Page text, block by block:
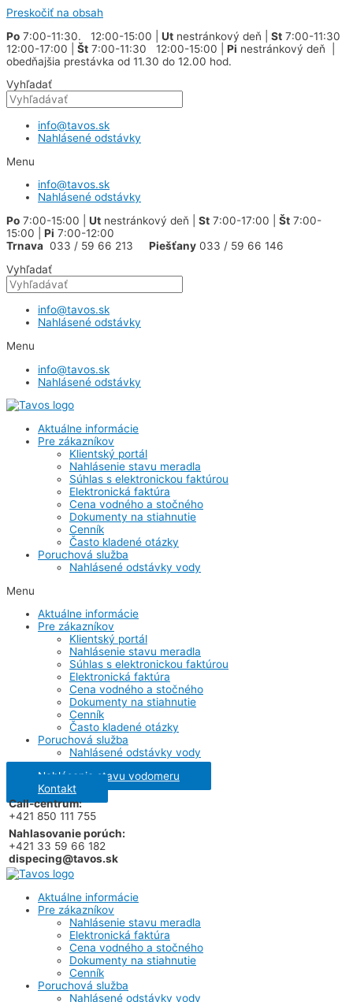
Preskočiť na obsah
Po 7:00-11:30. 12:00-15:00 | Ut nestránkový deň | St 7:00-11:30
12:00-17:00 | Št 7:00-11:30 12:00-15:00 | Pi nestránkový deň |
obedňajšia prestávka od 11.30 do 12.00 hod.
Vyhľadať
info@tavos.sk
Nahlásené odstávky
Menu
info@tavos.sk
Nahlásené odstávky
Po 7:00-15:00 | Ut nestránkový deň | St 7:00-17:00 | Št 7:00-
15:00 | Pi 7:00-12:00
Trnava 033 / 59 66 213 Piešťany 033 / 59 66 146
Vyhľadať
info@tavos.sk
Nahlásené odstávky
Menu
info@tavos.sk
Nahlásené odstávky
Aktuálne informácie
Pre zákazníkov
Klientský portál
Nahlásenie stavu meradla
Súhlas s elektronickou faktúrou
Elektronická faktúra
Cena vodného a stočného
Dokumenty na stiahnutie
Cenník
Často kladené otázky
Poruchová služba
Nahlásené odstávky vody
Menu
Aktuálne informácie
Pre zákazníkov
Klientský portál
Nahlásenie stavu meradla
Súhlas s elektronickou faktúrou
Elektronická faktúra
Cena vodného a stočného
Dokumenty na stiahnutie
Cenník
Často kladené otázky
Poruchová služba
Nahlásené odstávky vody
Nahlásenie stavu vodomeru
Kontakt
Call-centrum:
+421 850 111 755
Nahlasovanie porúch:
+421 33 59 66 182
dispecing@tavos.sk
Aktuálne informácie
Pre zákazníkov
Nahlásenie stavu meradla
Elektronická faktúra
Cena vodného a stočného
Dokumenty na stiahnutie
Cenník
Poruchová služba
Nahlásené odstávky vody